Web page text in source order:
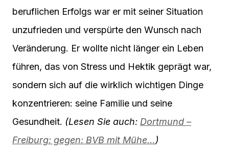
beruflichen Erfolgs war er mit seiner Situation
unzufrieden und verspürte den Wunsch nach
Veränderung. Er wollte nicht länger ein Leben
führen, das von Stress und Hektik geprägt war,
sondern sich auf die wirklich wichtigen Dinge
konzentrieren: seine Familie und seine
Gesundheit. (Lesen Sie auch: Dortmund –
Freiburg: gegen: BVB mit Mühe…)